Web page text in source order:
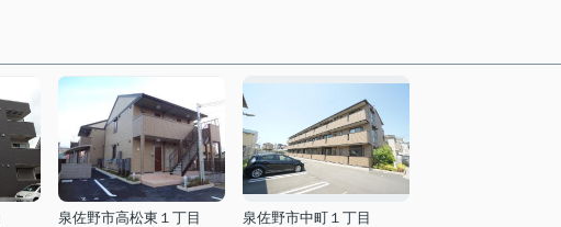
泉佐野市高松東１丁目
泉佐野市中町１丁目